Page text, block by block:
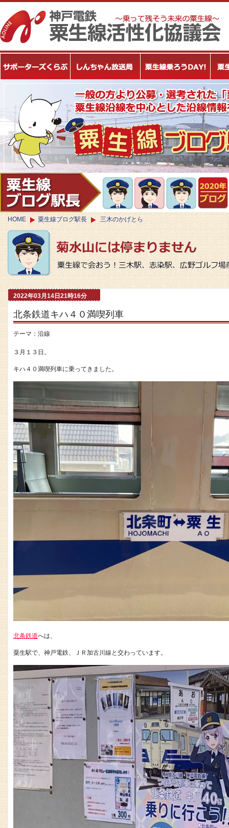
HOME 粟生線ブログ駅長 三木のかげとら
2022年03月14日21時16分
北条鉄道キハ４０満喫列車
テーマ： 沿線
３月１３日。
キハ４０満喫列車に乗ってきました。
北条鉄道へは、
粟生駅で、神戸電鉄、ＪＲ加古川線と交わっています。